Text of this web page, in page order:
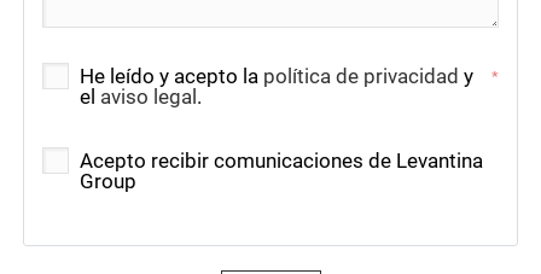
He leído y acepto la política de privacidad y
el aviso legal.
*
Acepto recibir comunicaciones de Levantina
Group